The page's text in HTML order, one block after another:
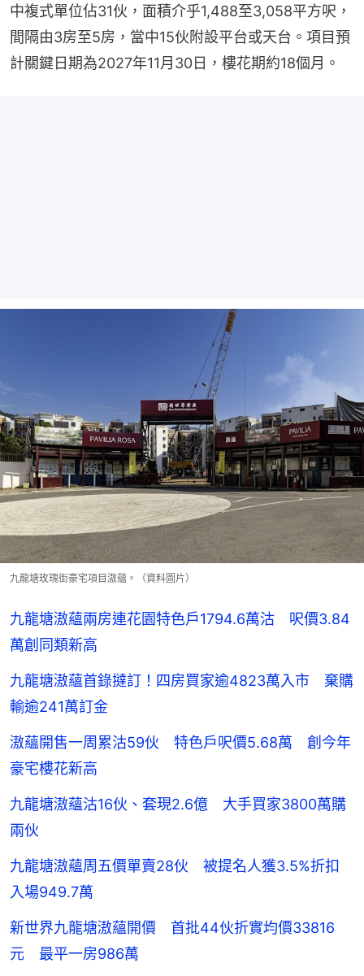
中複式單位佔31伙，面積介乎1,488至3,058平方呎，
間隔由3房至5房，當中15伙附設平台或天台。項目預
計關鍵日期為2027年11月30日，樓花期約18個月。
九龍塘玫瑰街豪宅項目滶蘊。（資料圖片）
九龍塘滶蘊兩房連花園特色戶1794.6萬沽 呎價3.84
萬創同類新高
九龍塘滶蘊首錄撻訂！四房買家逾4823萬入市 棄購
輸逾241萬訂金
滶蘊開售一周累沽59伙 特色戶呎價5.68萬 創今年
豪宅樓花新高
九龍塘滶蘊沽16伙、套現2.6億 大手買家3800萬購
兩伙
九龍塘滶蘊周五價單賣28伙 被提名人獲3.5%折扣
入場949.7萬
新世界九龍塘滶蘊開價 首批44伙折實均價33816
元 最平一房986萬